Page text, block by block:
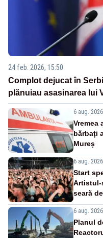
24 feb. 2026, 15:50
Complot dejucat în
plănuiau asasinarea lui
6 aug.
Vremea
bărbați
Mureș
6 aug.
Start
Artistul-
seară
6 aug.
Planul